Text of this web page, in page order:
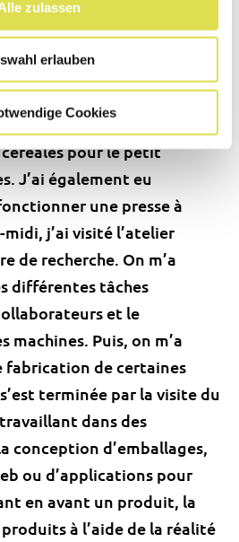
zulassen
erlauben
Cookies
par moi-même, ainsi que
les machines utilisées pour
On m’a notamment
d’un extrudeur,
la fabrication de
pour le petit
J’ai également eu
une presse à
midi, j’ai visité l’atelier
de recherche. On m’a
différentes tâches
et le
Puis, on m’a
fabrication de certaines
terminée par la visite du
dans des
conception d’emballages,
ou d’applications pour
en avant un produit, la
à l’aide de la réalité